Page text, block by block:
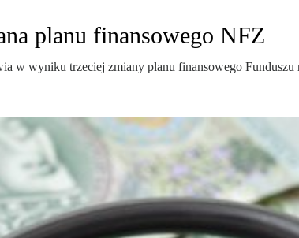
planu finansowego NFZ
w wyniku trzeciej zmiany planu finansowego Funduszu